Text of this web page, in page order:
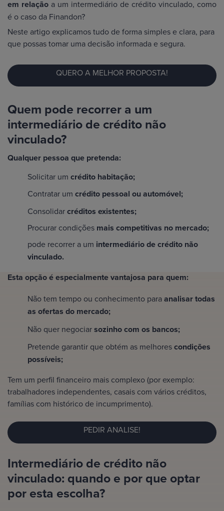
em relação a um intermediário de crédito vinculado, como
é o caso da Finandon?
Neste artigo explicamos tudo de forma simples e clara, para
que possas tomar uma decisão informada e segura.
QUERO A MELHOR PROPOSTA!
Quem pode recorrer a um
intermediário de crédito não
vinculado?
Qualquer pessoa que pretenda:
Solicitar um crédito habitação;
Contratar um crédito pessoal ou automóvel;
Consolidarcréditos existentes;
Procurar condições mais competitivas no mercado;
pode recorrer a um intermediário de crédito não
vinculado.
Esta opção é especialmente vantajosa para quem:
Não tem tempo ou conhecimento paraanalisar todas
as ofertas do mercado;
Não quer negociarsozinho com os bancos;
Pretende garantir que obtém as melhorescondições
possíveis;
Tem um perfil financeiro mais complexo (por exemplo:
trabalhadores independentes, casais com vários créditos,
famílias com histórico de incumprimento).
PEDIR ANALISE!
Intermediário de crédito não
vinculado: quando e por que optar
por esta escolha?